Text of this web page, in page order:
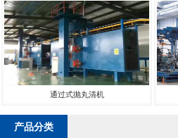
通过式抛丸清机
产品分类